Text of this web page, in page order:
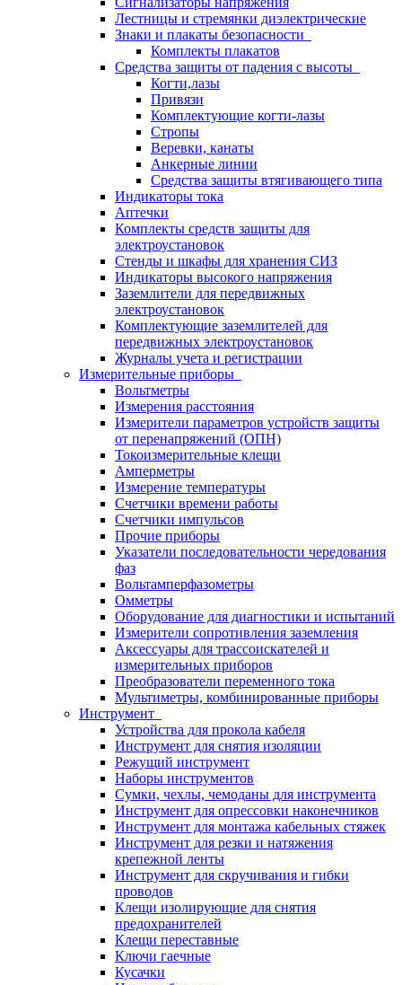
Лестницы и стремянки диэлектрические
Знаки и плакаты безопасности
Комплекты плакатов
Средства защиты от падения с высоты
Когти,лазы
Привязи
Комплектующие когти-лазы
Стропы
Веревки, канаты
Анкерные линии
Средства защиты втягивающего типа
Индикаторы тока
Аптечки
Комплекты средств защиты для
электроустановок
Стенды и шкафы для хранения СИЗ
Индикаторы высокого напряжения
Заземлители для передвижных
электроустановок
Комплектующие заземлителей для
передвижных электроустановок
Журналы учета и регистрации
Измерительные приборы
Вольтметры
Измерения расстояния
Измерители параметров устройств защиты
от перенапряжений (ОПН)
Токоизмерительные клещи
Амперметры
Измерение температуры
Счетчики времени работы
Счетчики импульсов
Прочие приборы
Указатели последовательности чередования
фаз
Вольтамперфазометры
Омметры
Оборудование для диагностики и испытаний
Измерители сопротивления заземления
Аксессуары для трассоискателей и
измерительных приборов
Преобразователи переменного тока
Мультиметры, комбинированные приборы
Инструмент
Устройства для прокола кабеля
Инструмент для снятия изоляции
Режущий инструмент
Наборы инструментов
Сумки, чехлы, чемоданы для инструмента
Инструмент для опрессовки наконечников
Инструмент для монтажа кабельных стяжек
Инструмент для резки и натяжения
крепежной ленты
Инструмент для скручивания и гибки
проводов
Клещи изолирующие для снятия
предохранителей
Клещи переставные
Ключи гаечные
Кусачки